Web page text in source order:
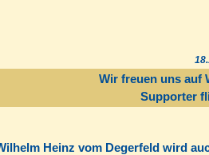
Wir freuen uns auf
Supporter
Heinz vom Degerfeld wird